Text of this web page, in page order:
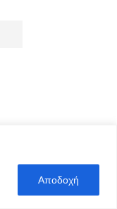
Αποδοχή